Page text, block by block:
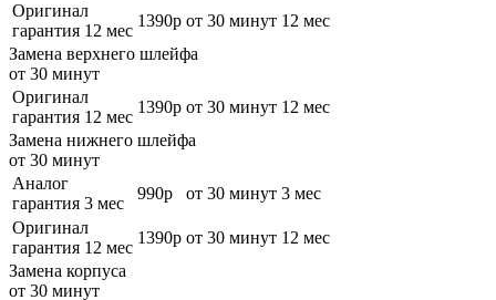
Оригинал
гарантия 12 мес
1390р от 30 минут 12 мес
Замена верхнего шлейфа
от 30 минут
Оригинал
гарантия 12 мес
1390р от 30 минут 12 мес
Замена нижнего шлейфа
от 30 минут
Аналог
гарантия 3 мес
990р от 30 минут 3 мес
Оригинал
гарантия 12 мес
1390р от 30 минут 12 мес
Замена корпуса
от 30 минут